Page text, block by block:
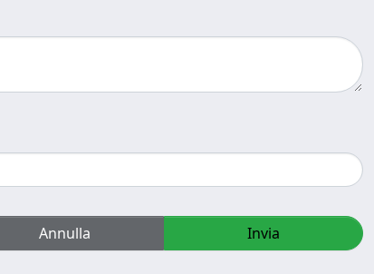
Annulla Invia